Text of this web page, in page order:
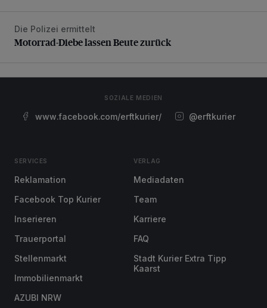
Motorrad-Diebe lassen Beute zurück
Die Polizei ermittelt
Motorrad-Diebe lassen Beute zurück
SOZIALE MEDIEN
www.facebook.com/erftkurier/ @erftkurier
SERVICES
Reklamation
Facebook Top Kurier
Inserieren
Trauerportal
Stellenmarkt
Immobilienmarkt
AZUBI NRW
VERLAG
Mediadaten
Team
Karriere
FAQ
Stadt Kurier Extra Tipp
Kaarst